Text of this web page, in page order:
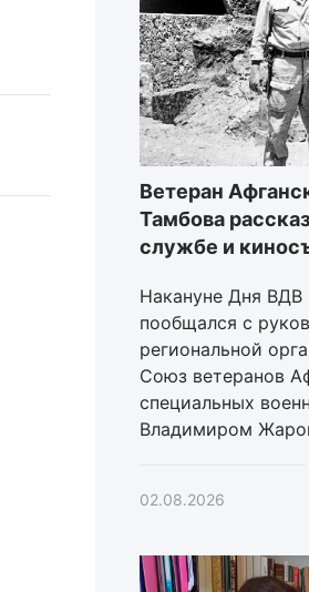
Ветеран
Тамбова
службе и
Накануне Дня ВДВ
пообщался с
региональной
Союз ветеранов
специальных
Владимиром
02.08.2026